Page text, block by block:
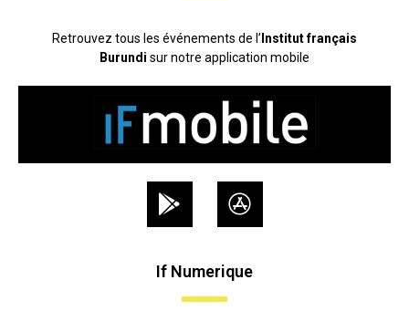
Retrouvez tous les événements de l’ Institut français
Burundi sur notre application mobile
If Numerique